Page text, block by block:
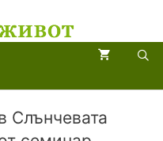
Слънчевата